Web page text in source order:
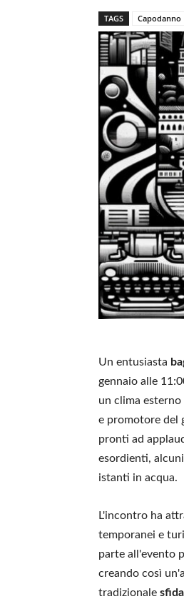
TAGS Capodanno
Un entusiasta
gennaio alle
un clima esterno
e promotore del
pronti ad
esordienti,
istanti in acqua.
L'incontro ha
temporanei e
parte all'evento
creando così
tradizionale